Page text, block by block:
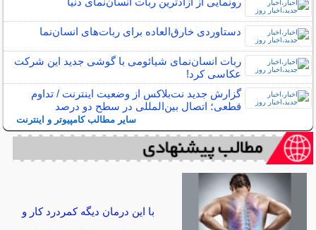
دستاوردی خارق‌العاده برای ربات‌های انسان‌نما
ربات انسان‌نمای شیائومی با گوشی جدید این شرکت
عکاسی کرد!
گزارش جدید نت‌بلاکس از وضعیت اینترنت / تداوم
قطعی؛ اتصال بین‌المللی در سطح دو درصد
سایر مطالب کامپیوتر و اینترنت
با این درمان دیگه کمردرد کار و